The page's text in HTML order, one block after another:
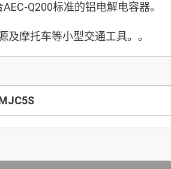
Q200标准的铝电解电容器。
及摩托车等小型交通工具。。